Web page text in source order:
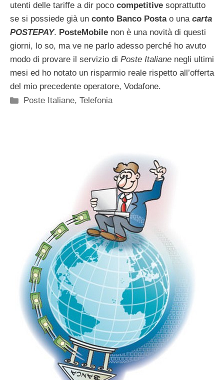
utenti delle tariffe a dir poco competitive soprattutto
se si possiede già un conto Banco Postao una carta
POSTEPAY. PosteMobile non è una novità di questi
giorni, lo so, ma ve ne parlo adesso perché ho avuto
modo di provare il servizio di Poste Italiane negli ultimi
mesi ed ho notato un risparmio reale rispetto all’offerta
del mio precedente operatore, Vodafone.
Categorie
Poste Italiane,Telefonia